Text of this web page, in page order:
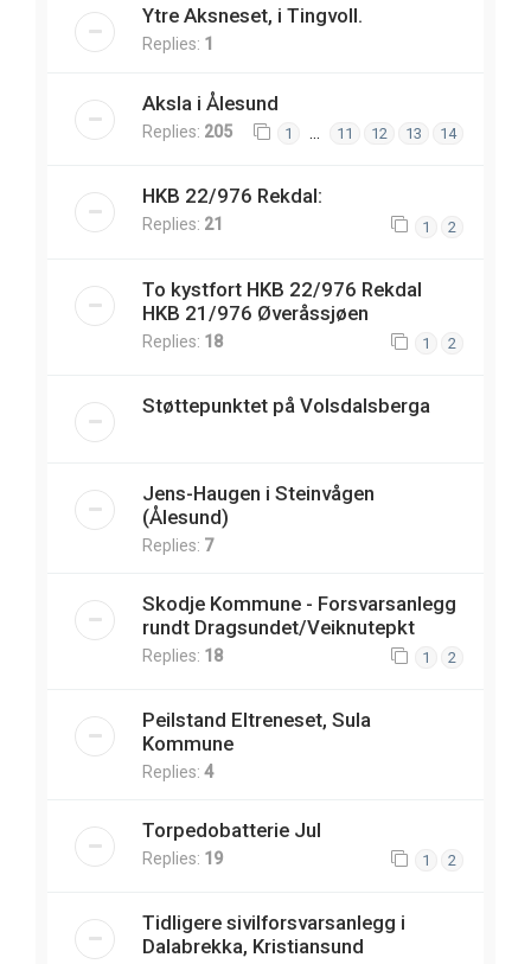
Ytre Aksneset, i Tingvoll.
Replies: 1
Aksla i Ålesund
Replies: 205 1 … 11 12 13 14
HKB 22/976 Rekdal:
Replies: 21 1 2
To kystfort HKB 22/976 Rekdal
HKB 21/976 Øveråssjøen
Replies: 18 1 2
Støttepunktet på Volsdalsberga
Jens-Haugen i Steinvågen
(Ålesund)
Replies: 7
Skodje Kommune - Forsvarsanlegg
rundt Dragsundet/Veiknutepkt
Replies: 18 1 2
Peilstand Eltreneset, Sula
Kommune
Replies: 4
Torpedobatterie Jul
Replies: 19 1 2
Tidligere sivilforsvarsanlegg i
Dalabrekka, Kristiansund